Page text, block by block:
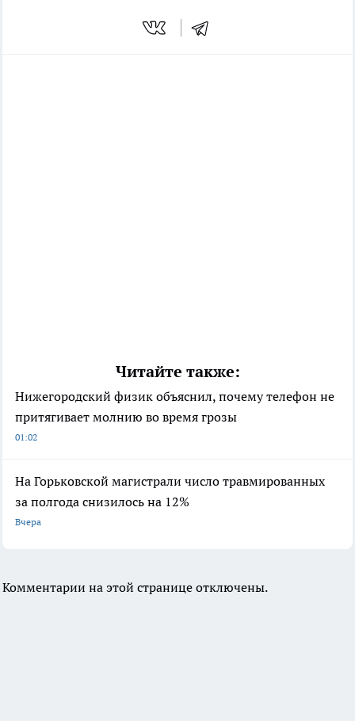
Читайте также:
Нижегородский физик объяснил, почему телефон не
притягивает молнию во время грозы
01:02
На Горьковской магистрали число травмированных
за полгода снизилось на 12%
Вчера
Комментарии на этой странице отключены.